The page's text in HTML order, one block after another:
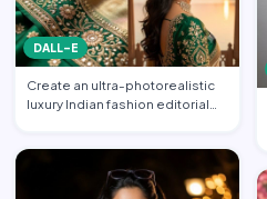
DALL-E
Create an ultra-photorealistic
luxury Indian fashion editorial